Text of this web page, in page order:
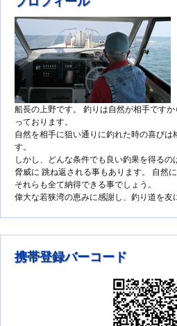
船長の上野です。 釣りは自然が相手です
っております。
自然を相手に狙い通りに釣れた時の喜び
す。
しかし、どんな条件でも良い釣果を得る
脅威に 跳ね返される事もあります。 自然
それらも全て納得できる事でしょう。
偉大な若狭湾の恵みに感謝し、釣り道を友
携帯登録バーコード